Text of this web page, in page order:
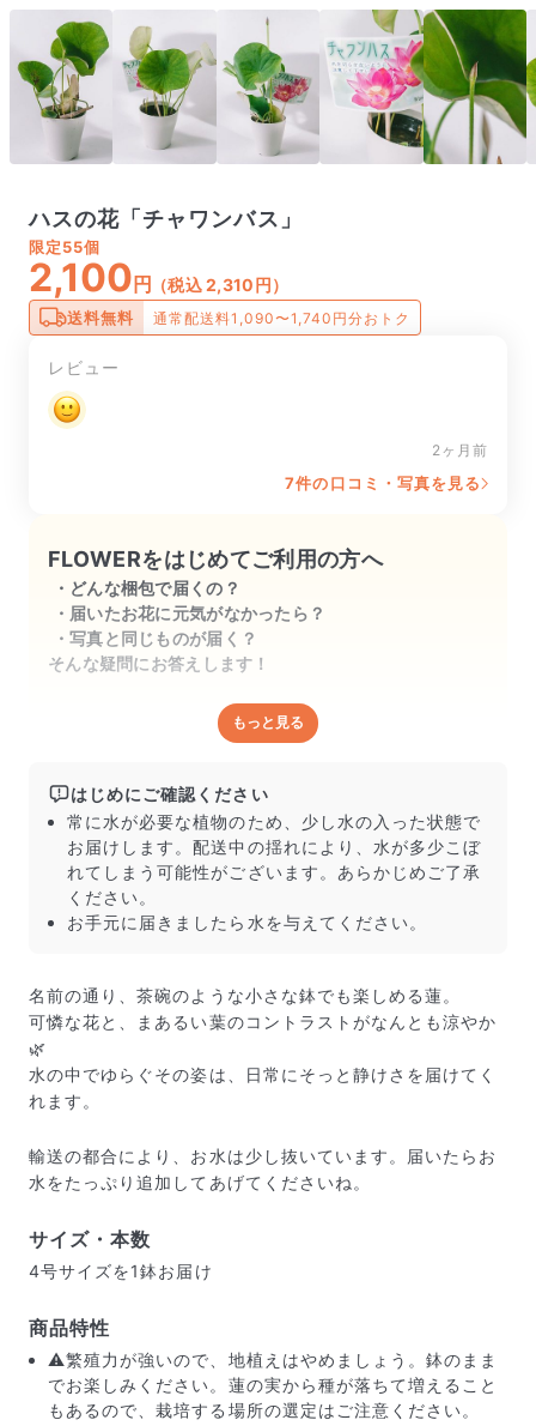
ハスの花「チャワンバス」
限定55個
2,100 円 （税込 2,310円）
送料無料 通常配送料1,090〜1,740円分おトク
レビュー
2ヶ月前
7件の口コミ・写真を見る
FLOWERをはじめてご利用の方へ
どんな梱包で届くの？
届いたお花に元気がなかったら？
写真と同じものが届く？
そんな疑問にお答えします！
どんな梱包で届くの？
し、専用ボックスに丁寧に梱包してお届けしています。
きゅっとまとめられて一見窮屈そうに見えますが、輸送
中の衝撃による折れや擦れを軽減する効果があります。
もっと見る
はじめにご確認ください
常に水が必要な植物のため、少し水の入った状態で
お届けします。配送中の揺れにより、水が多少こぼ
れてしまう可能性がございます。あらかじめご了承
ください。
お手元に届きましたら水を与えてください。
名前の通り、茶碗のような小さな鉢でも楽しめる蓮。
可憐な花と、まあるい葉のコントラストがなんとも涼やか
🌿
水の中でゆらぐその姿は、日常にそっと静けさを届けてく
れます。
輸送の都合により、お水は少し抜いています。届いたらお
水をたっぷり追加してあげてくださいね。
サイズ・本数
4号サイズを1鉢お届け
商品特性
⚠️繁殖力が強いので、地植えはやめましょう。鉢のまま
でお楽しみください。蓮の実から種が落ちて増えること
もあるので、栽培する場所の選定はご注意ください。